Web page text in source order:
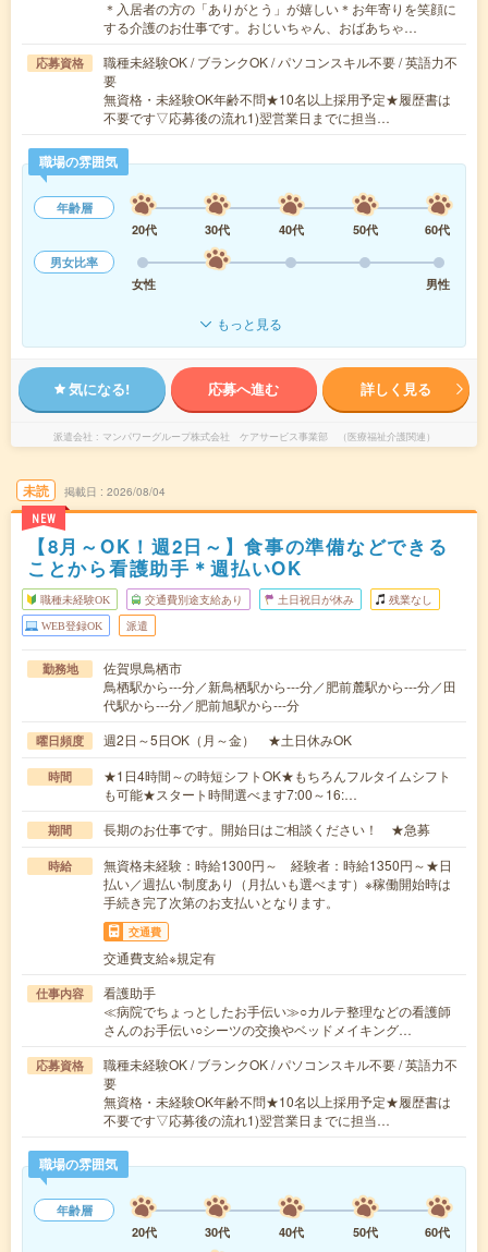
＊入居者の方の「ありがとう」が嬉しい＊お年寄りを笑顔に
する介護のお仕事です。おじいちゃん、おばあちゃ…
応募資格
職種未経験OK / ブランクOK / パソコンスキル不要 / 英語力不
要
無資格・未経験OK年齢不問★10名以上採用予定★履歴書は
不要です▽応募後の流れ1)翌営業日までに担当…
職場の雰囲気
年齢層
20代
30代 40代 50代
60代
男女比率
女性
男性
もっと見る
気になる! 応募へ進む 詳しく見る
派遣会社 マンパワーグループ株式会社 ケアサービス事業部 （医療福祉介護関連）
未読
NEW
掲載日 2026/08/04
【8月～OK！週2日～】食事の準備などできる
ことから看護助手＊週払いOK
職種未経験OK 交通費別途支給あり 土日祝日が休み 残業なし
WEB登録OK 派遣
勤務地
佐賀県鳥栖市
鳥栖駅から---分／新鳥栖駅から---分／肥前麓駅から---分／田
代駅から---分／肥前旭駅から---分
曜日頻度 週2日～5日OK（月～金） ★土日休みOK
時間
★1日4時間～の時短シフトOK★もちろんフルタイムシフト
も可能★スタート時間選べます7:00～16:…
期間 長期のお仕事です。開始日はご相談ください！ ★急募
時給
無資格未経験：時給1300円～ 経験者：時給1350円～★日
払い／週払い制度あり（月払いも選べます）※稼働開始時は
手続き完了次第のお支払いとなります。
交通費
交通費支給※規定有
仕事内容
看護助手
≪病院でちょっとしたお手伝い≫○カルテ整理などの看護師
さんのお手伝い○シーツの交換やベッドメイキング…
応募資格
職種未経験OK / ブランクOK / パソコンスキル不要 / 英語力不
要
無資格・未経験OK年齢不問★10名以上採用予定★履歴書は
不要です▽応募後の流れ1)翌営業日までに担当…
職場の雰囲気
年齢層
20代
30代 40代 50代
60代